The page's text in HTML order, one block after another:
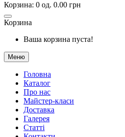
Корзина: 0 од. 0.00 грн
Корзина
Ваша корзина пуста!
Меню
Головна
Каталог
Про нас
Майстер-класи
Доставка
Галерея
Статтi